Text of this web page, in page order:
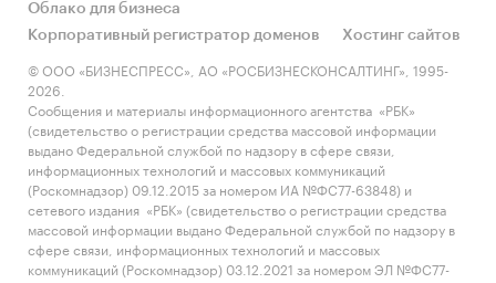
География исследования
Россия, федеральные округа
страны мира (экспорт и импорт)
ДЛЯ КОГО ПРЕДНАЗНАЧЕН ОТЧЕТ
производители ювелирных украшений:
объем и оборот рынка, его динамика,
драйверы и барьеры, сценарии развития
торговые компании: прогнозирование
Облако для бизнеса
Корпоративный регистратор доменов
Хостинг сайтов
© ООО «БИЗНЕСПРЕСС», АО «РОСБИЗНЕСКОНСАЛТИНГ», 1995-
2026.
Сообщения и материалы информационного агентства «РБК»
(свидетельство о регистрации средства массовой информации
выдано Федеральной службой по надзору в сфере связи,
информационных технологий и массовых коммуникаций
(Роскомнадзор) 09.12.2015 за номером ИА №ФС77-63848) и
сетевого издания «РБК» (свидетельство о регистрации средства
массовой информации выдано Федеральной службой по надзору в
сфере связи, информационных технологий и массовых
коммуникаций (Роскомнадзор) 03.12.2021 за номером ЭЛ №ФС77-